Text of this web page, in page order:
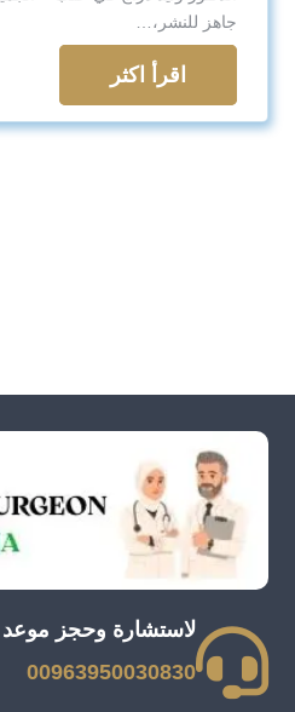
جاهز للنشر،…
اقرأ اكثر
لاستشارة وحجز
00963950030830